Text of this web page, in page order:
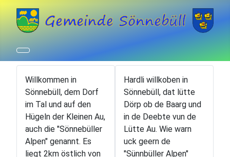
Willkommen in
Sönnebüll, dem Dorf
im Tal und auf den
Hügeln der Kleinen Au,
auch die "Sönnebüller
Alpen" genannt. Es
liegt 2km östlich von
Hardli willkoben in
Sönnebüll, dat lütte
Dörp ob de Baarg und
in de Deebte vun de
Lütte Au. Wie warn
uck geern de
"Sünnbüller Alpen"